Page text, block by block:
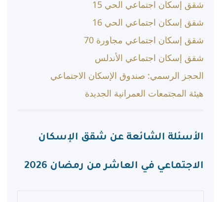
شقق إسكان اجتماعي الحي 15
شقق إسكان اجتماعي الحي 16
شقق إسكان اجتماعي مجاورة 70
شقق إسكان اجتماعي الأندلس
الحجز الرسمي: صندوق الإسكان الاجتماعي
هيئة المجتمعات العمرانية الجديدة
الأسئلة الشائعة عن شقق الإسكان
الاجتماعي في العاشر من رمضان 2026